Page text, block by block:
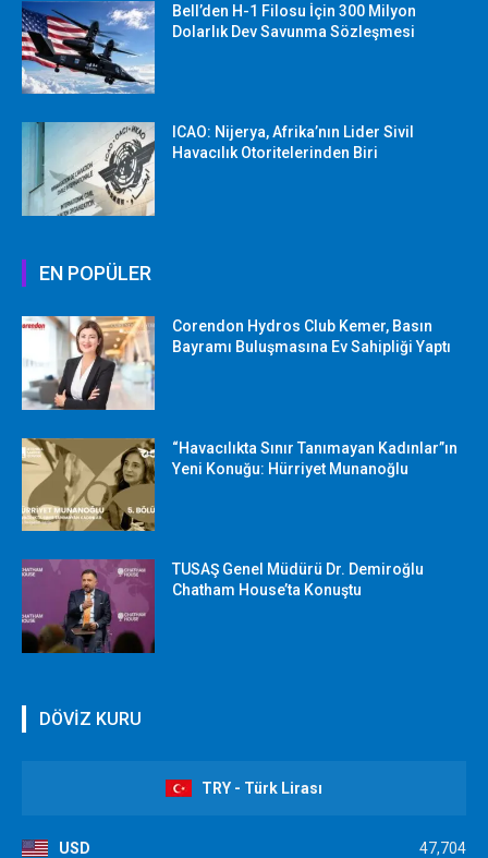
Bell’den H-1 Filosu İçin 300 Milyon
Dolarlık Dev Savunma Sözleşmesi
ICAO: Nijerya, Afrika’nın Lider Sivil
Havacılık Otoritelerinden Biri
EN POPÜLER
Corendon Hydros Club Kemer, Basın
Bayramı Buluşmasına Ev Sahipliği Yaptı
“Havacılıkta Sınır Tanımayan Kadınlar”ın
Yeni Konuğu: Hürriyet Munanoğlu
TUSAŞ Genel Müdürü Dr. Demiroğlu
Chatham House’ta Konuştu
DÖVİZ KURU
TRY - Türk Lirası
USD 47,704